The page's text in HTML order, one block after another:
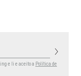
e li e aceito a Política de